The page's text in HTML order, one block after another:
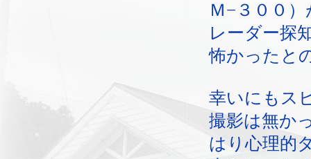
Ｍ−３００
レーダー探
怖かったと
幸いにもス
撮影は無か
はり心理的